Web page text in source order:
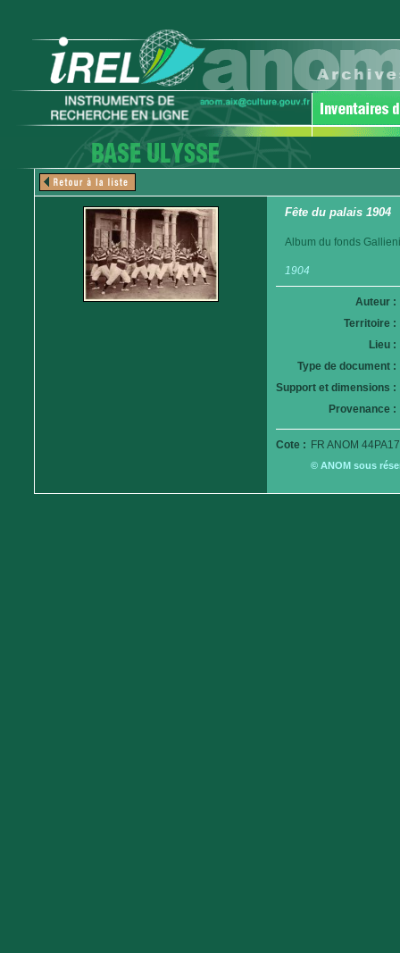
Fête du palais 1904
Album du fonds
1904
Auteur :
Territoire :
Lieu :
Type de document :
Support et dimensions :
Provenance :
Cote : FR ANOM
© ANOM sous